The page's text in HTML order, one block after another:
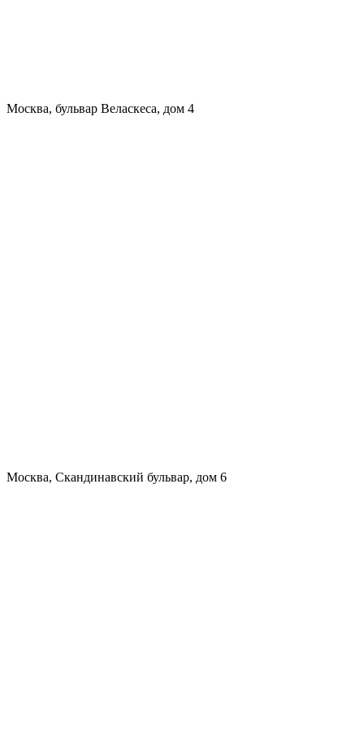
Москва, бульвар Веласкеса, дом 4
Москва, Скандинавский бульвар, дом 6